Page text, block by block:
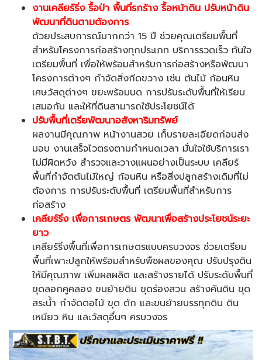
งานเคลียร์ริ่ง รื้อป่า พื้นที่รกร้าง รื้อหน้าดิน ปรับหน้าดิน
พัฒนาที่ดินตามต้องการ
ด้วยประสบการณ์มากกว่า 15 ปี ช่วยคุณเตรียมพื้นที่
สำหรับโครงการก่อสร้างทุกประเภท บริการรวดเร็ว ทันใจ
เตรียมพื้นที่ เพื่อให้พร้อมสำหรับการก่อสร้างหรือพัฒนา
โครงการต่างๆ กำจัดสิ่งกีดขวาง เช่น ต้นไม้ ก้อนหิน
เศษวัสดุต่างๆ ขยะพร้อมบด การปรับระดับพื้นที่ให้เรียบ
เสมอกัน และให้ที่ดินสามารถใช้ประโยชน์ได้
ปรับพื้นที่เตรียพัฒนาอสังหาริมทรัพย์
ผลงานมีคุณภาพ หน้างานสวย เก็บรายละเอียดก่อนส่ง
มอบ งานเสร็จไวตรงตามกำหนดเวลา มั่นใจใช้บริการเรา
ไม่มีผิดหวัง สำรวจและวางแผนอย่างเป็นระบบ เคลียร์
พื้นที่กำจัดต้นไม้ใหญ่ ก้อนหิน หรือสิ่งปลูกสร้างเดิมที่ไม่
ต้องการ การปรับระดับพื้นที่ เตรียมพื้นที่สำหรับการ
ก่อสร้าง
เคลียร์ริ่งเพื่อการเกษตร พัฒนาเพื่อสร้างประโยชน์ระยะ
ยาว
เคลียร์ริ่งพื้นที่เพื่อการเกษตรแบบครบวงจร ช่วยเตรียม
พื้นที่เพาะปลูกให้พร้อมสำหรับพืชผลของคุณ ปรับปรุงดิน
ให้มีคุณภาพ เพิ่มผลผลิต และสร้างรายได้ ปรับระดับพื้นที่
ขุดลอกคูคลอง ขนย้ายดิน ขุดร่องสวน สร้างคันดิน ขุด
สระน้ำ กำจัดตอไม้ ขุด ตัก และขนย้ายบรรทุกดิน ดิน
เหนียว หิน และวัสดุอื่นๆ ครบวงจร